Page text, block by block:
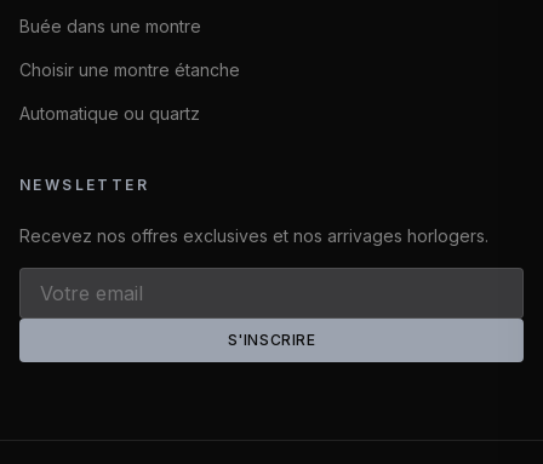
Buée dans une montre
Choisir une montre étanche
Automatique ou quartz
NEWSLETTER
Recevez nos offres exclusives et nos arrivages horlogers.
S'INSCRIRE